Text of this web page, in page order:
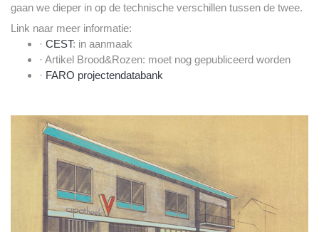
gaan we dieper in op de technische verschillen tussen de twee.
Link naar meer informatie:
· CEST: in aanmaak
· Artikel Brood&Rozen: moet nog gepubliceerd worden
· FARO projectendatabank